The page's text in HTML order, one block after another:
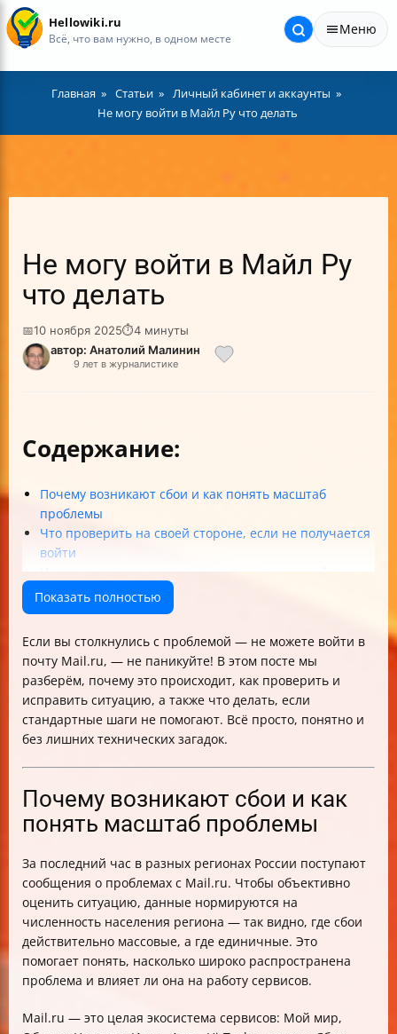
Hellowiki.ru
Всё, что вам нужно, в одном месте
Меню
Главная Статьи
Личный кабинет и аккаунты
Не могу войти в Майл Ру что делать
Не могу войти в Майл Ру
что делать
📅10 ноября 2025⏱4 минуты
автор: Анатолий Малинин
9 лет в журналистике
Содержание:
Почему возникают сбои и как понять масштаб
проблемы
Что проверить на своей стороне, если не получается
войти
Инструкция по шагам, если не получается войти
Как обратиться в службу поддержки Mail.ru и что
подготовить
статусе проблемы
Разница между веб-интерфейсом и мобильными
приложениями
Правовые и конфиденциальные аспекты
Итоговая таблица действий при проблемах с входом
в Mail.ru
Показать полностью
Если вы столкнулись с проблемой — не можете войти в
почту Mail.ru, — не паникуйте! В этом посте мы
разберём, почему это происходит, как проверить и
исправить ситуацию, а также что делать, если
стандартные шаги не помогают. Всё просто, понятно и
без лишних технических загадок.
Почему возникают сбои и как
понять масштаб проблемы
За последний час в разных регионах России поступают
сообщения о проблемах с Mail.ru. Чтобы объективно
оценить ситуацию, данные нормируются на
численность населения региона — так видно, где сбои
действительно массовые, а где единичные. Это
помогает понять, насколько широко распространена
проблема и влияет ли она на работу сервисов.
Mail.ru — это целая экосистема сервисов: Мой мир,